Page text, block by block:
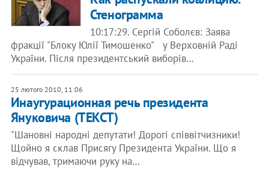
Стенограмма
10:17:29. Сергій Соболєв: Заява
фракції "Блоку Юлії Тимошенко" у Верховній Раді
України. Після президентський виборів…
25 лютого 2010, 11:06
Инаугурационная речь президента
Януковича (ТЕКСТ)
"Шановні народні депутати! Дорогі співвітчизники!
Щойно я склав Присягу Президента України. Що я
відчував, тримаючи руку на…